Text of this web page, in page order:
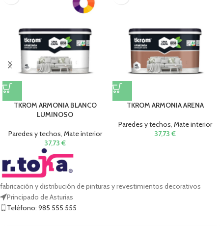
TKROM ARMONIA BLANCO
LUMINOSO
Paredes y techos, Mate interior
37,73 €
TKROM ARMONIA ARENA
Paredes y techos, Mate interior
37,73 €
fabricación y distribución de pinturas y revestimientos decorativos
Principado de Asturias
Teléfono: 985 555 555